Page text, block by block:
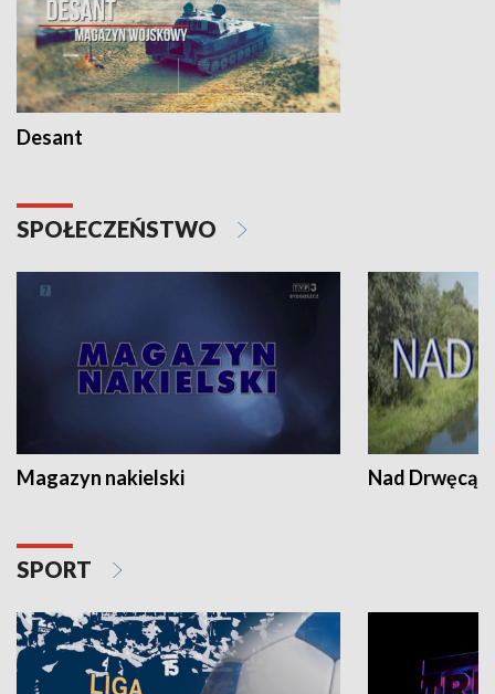
Desant
SPOŁECZEŃSTWO
Magazyn nakielski Nad Drwęcą
SPORT